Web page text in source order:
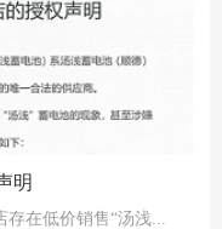
明
在低价销售“汤浅...